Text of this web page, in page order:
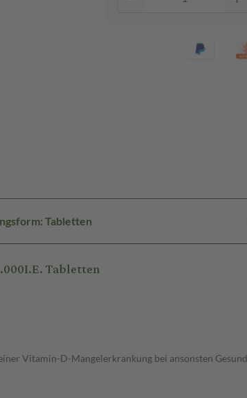
Tabletten
Tabletten
Vitamin-D-Mangelerkrankung bei ansonsten